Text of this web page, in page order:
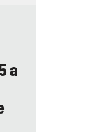
a